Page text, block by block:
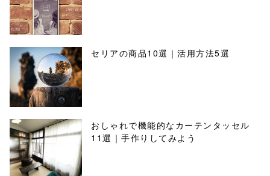
セリアの商品10選｜活用方法5選
おしゃれで機能的なカーテンタッセル
11選｜手作りしてみよう